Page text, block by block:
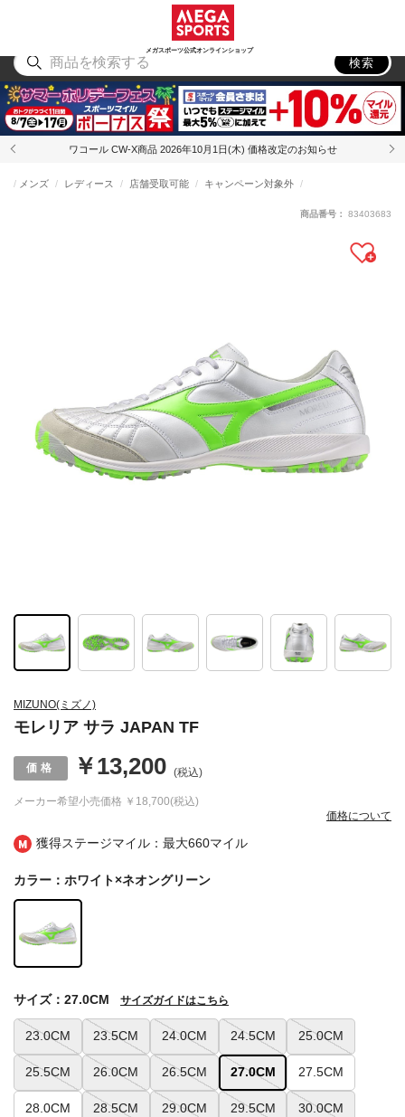
メガスポーツ公式オンラインショップ
アウトドア
検索
ワコール CW-X商品 2026年10月1日(木) 価格改定のお知らせ
獲得ステージマイル：最大660マイル
MIZUNO(ミズノ)
モレリア サラ JAPAN TF
メンズ レディース 店舗受取可能 キャンペーン対象外
メーカー希望小売価格 ￥18,700(税込)
￥13,200 (税込)
価格について
商品番号： 83403683
カラー：ホワイト×ネオングリーン
23.0CM 23.5CM 24.0CM 24.5CM 25.0CM
25.5CM 26.0CM 26.5CM 27.0CM 27.5CM
28.0CM 28.5CM 29.0CM 29.5CM 30.0CM
サイズ：27.0CM サイズガイドはこちら